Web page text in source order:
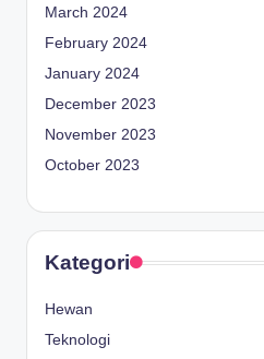
March 2024
February 2024
January 2024
December 2023
November 2023
October 2023
Kategori
Hewan
Teknologi